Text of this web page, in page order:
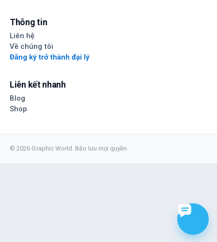
Thông tin
Liên hệ
Về chúng tôi
Đăng ký trở thành đại lý
Liên kết nhanh
Blog
Shop
© 2026 Graphic World. Bảo lưu mọi quyền.